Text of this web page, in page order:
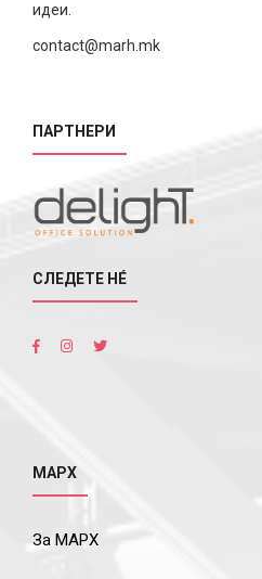
идеи.
contact@marh.mk
ПАРТНЕРИ
СЛЕДЕТЕ НÉ
МАРХ
За МАРХ